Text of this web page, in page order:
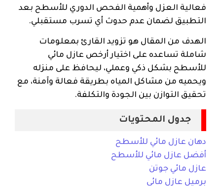
فعالية العزل وأهمية الفحص الدوري للأسطح بعد
التطبيق لضمان عدم حدوث أي تسرب مستقبلي.
الهدف من المقال هو تزويد القارئ بمعلومات
شاملة تساعده على اختيار أرخص عازل مائي
للأسطح بشكل ذكي وعملي، ليحافظ على منزله
ويحميه من مشاكل المياه بطريقة فعالة وآمنة، مع
تحقيق التوازن بين الجودة والتكلفة.
جدول المحتويات
دهان عازل مائي للأسطح
أفضل عازل مائي للأسطح
عازل مائي جوتن
برميل عازل مائي